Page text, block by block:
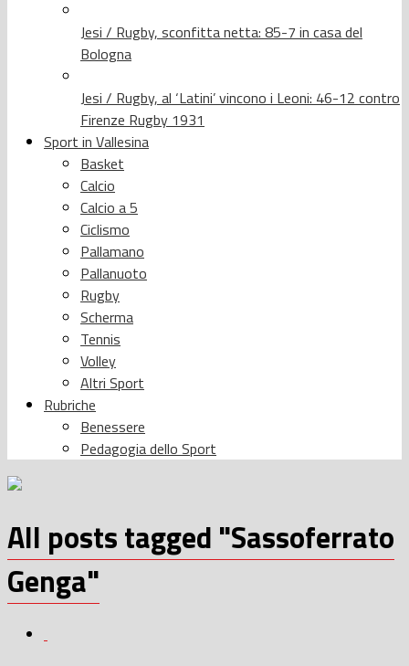
Jesi / Rugby, sconfitta netta: 85-7 in casa del
Bologna
Jesi / Rugby, al ‘Latini’ vincono i Leoni: 46-12 contro
Firenze Rugby 1931
Sport in Vallesina
Basket
Calcio
Calcio a 5
Ciclismo
Pallamano
Pallanuoto
Rugby
Scherma
Tennis
Volley
Altri Sport
Rubriche
Benessere
Pedagogia dello Sport
All posts tagged "Sassoferrato
Genga"